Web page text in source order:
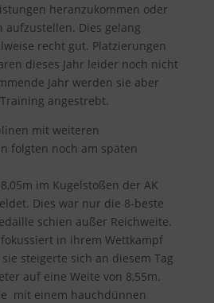
heranzukommen oder
aufzustellen. Dies gelang
recht gut. Platzierungen
dieses Jahr leider noch nicht
Jahr werden sie aber
angestrebt.
mit weiteren
folgten noch am späten
im Kugelstoßen der AK
Dies war nur die 8-beste
schien außer Reichweite.
in ihrem Wettkampf
steigerte sich an diesem Tag
auf eine Weite von 8,55m.
mit einem hauchdünnen